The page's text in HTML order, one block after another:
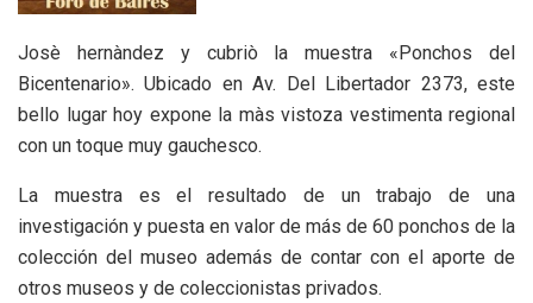
Josè hernàndez y cubriò la muestra «Ponchos del
Bicentenario». Ubicado en Av. Del Libertador 2373, este
bello lugar hoy expone la màs vistoza vestimenta regional
con un toque muy gauchesco.
La muestra es el resultado de un trabajo de una
investigación y puesta en valor de más de 60 ponchos de la
colección del museo además de contar con el aporte de
otros museos y de coleccionistas privados.